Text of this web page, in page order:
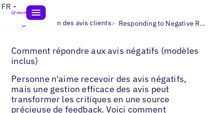
FR
Blogs> Gestion des avis clients> Responding to Negative Reviews
Comment répondre aux avis négatifs (modèles
inclus)
Personne n'aime recevoir des avis négatifs,
mais une gestion efficace des avis peut
transformer les critiques en une source
précieuse de feedback. Voici comment